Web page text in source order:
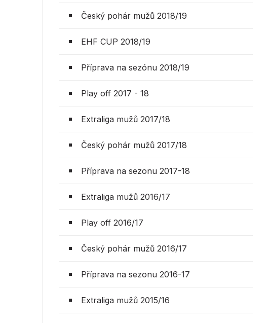
Český pohár mužů 2018/19
EHF CUP 2018/19
Příprava na sezónu 2018/19
Play off 2017 - 18
Extraliga mužů 2017/18
Český pohár mužů 2017/18
Příprava na sezonu 2017-18
Extraliga mužů 2016/17
Play off 2016/17
Český pohár mužů 2016/17
Příprava na sezonu 2016-17
Extraliga mužů 2015/16